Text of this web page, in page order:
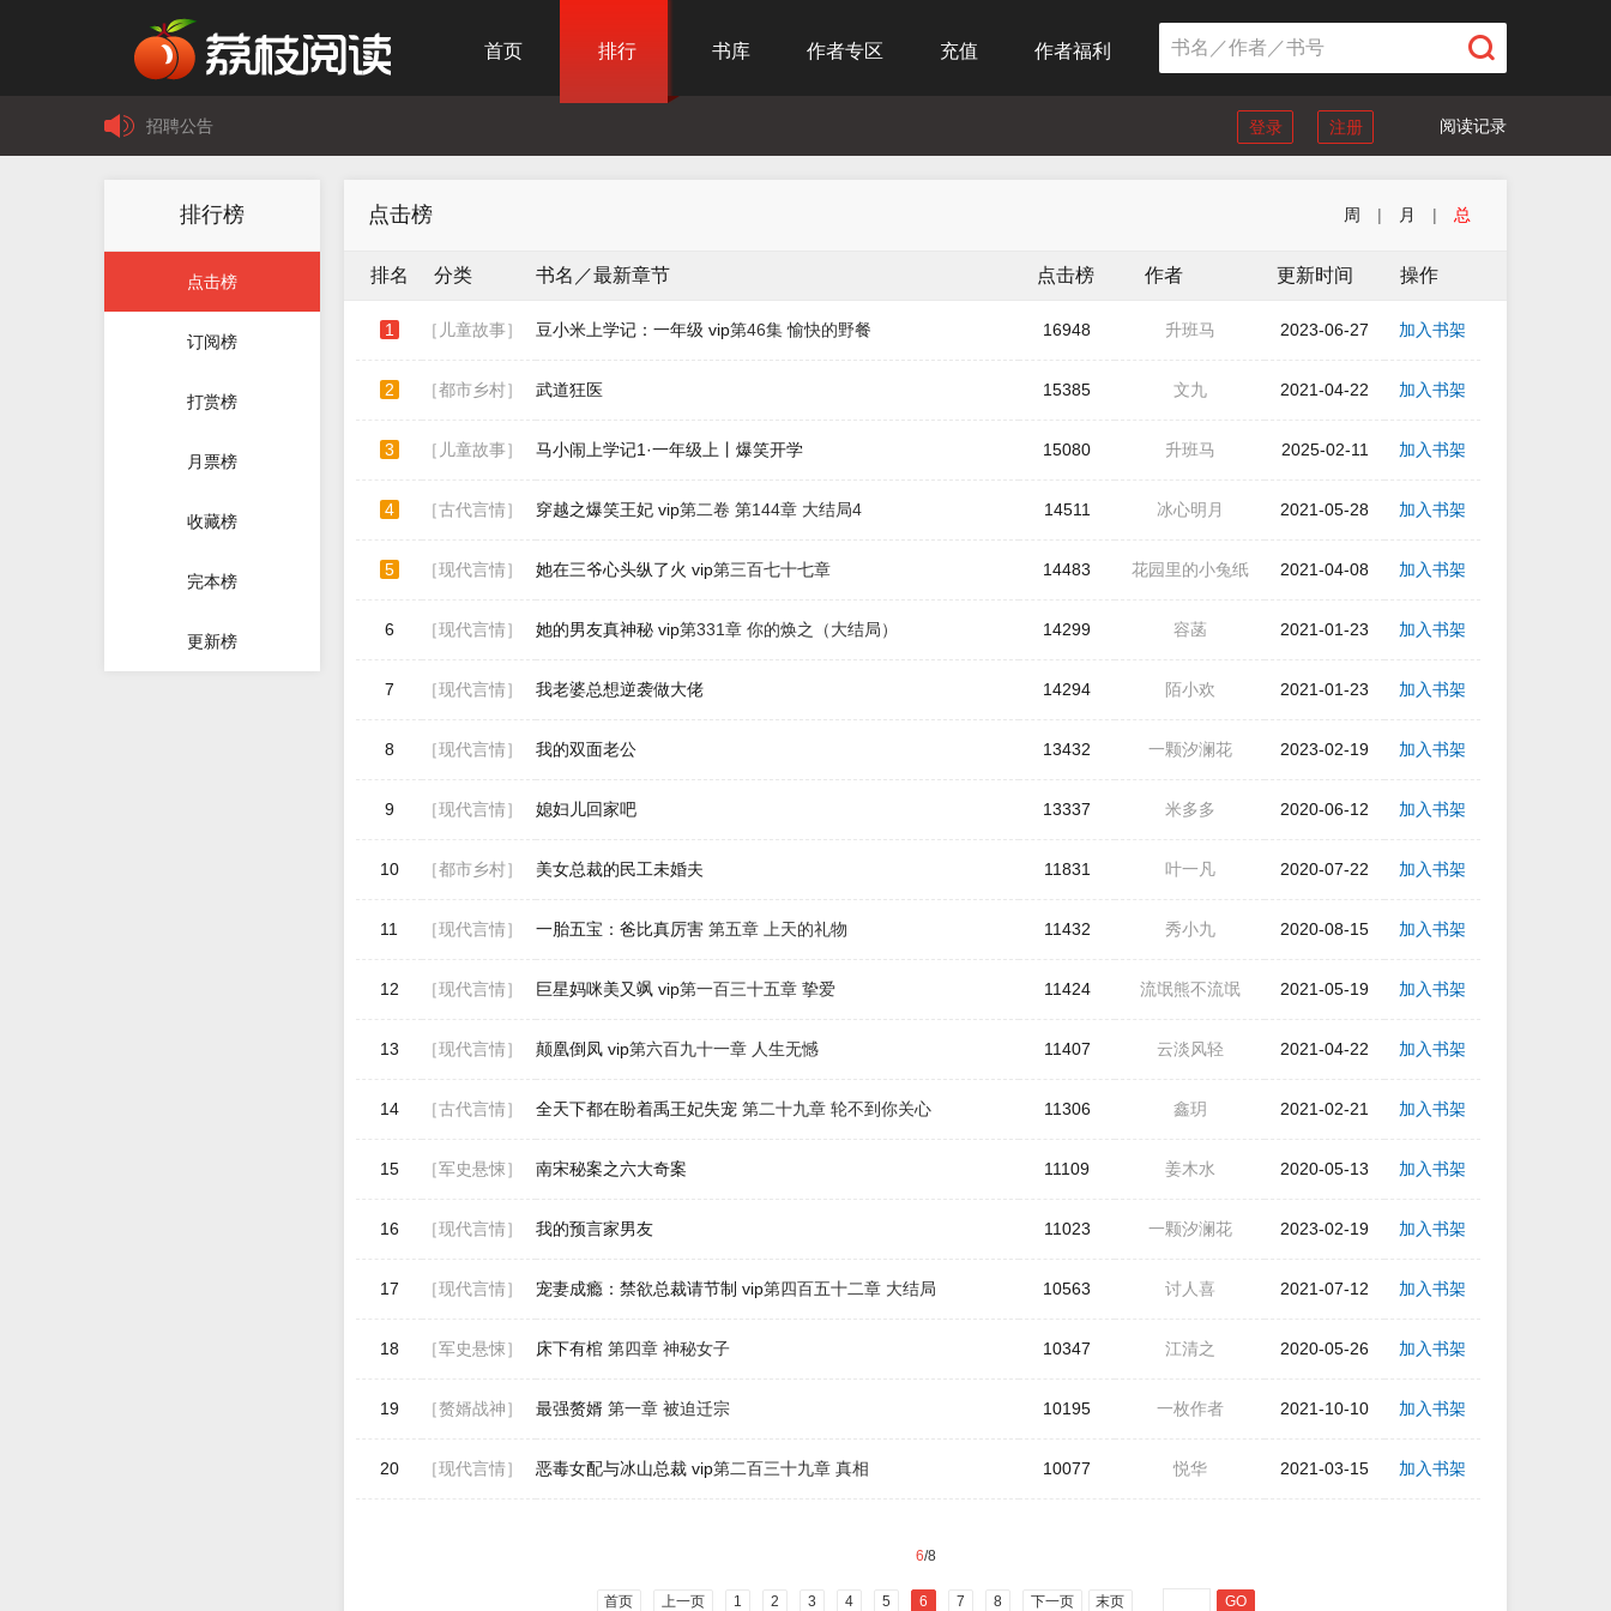
首页 排行 书库 作者专区 充值 作者福利
招聘公告
联系我们
用户注册协议
登录 注册 阅读记录
排行榜
点击榜
订阅榜
打赏榜
月票榜
收藏榜
完本榜
更新榜
点击榜 周 | 月 | 总
排名 分类 书名／最新章节 点击榜 作者 更新时间 操作
1 ［儿童故事］ 豆小米上学记：一年级 第46集 愉快的野餐
vip 16948 升班马 2023-06-27 加入书架
2 ［都市乡村］ 武道狂医 15385 文九 2021-04-22 加入书架
3 ［儿童故事］ 马小闹上学记1·一年级上丨爆笑开学 15080 升班马 2025-02-11 加入书架
4 ［古代言情］ 穿越之爆笑王妃 第二卷 第144章 大结局4
vip 14511 冰心明月 2021-05-28 加入书架
5 ［现代言情］ 她在三爷心头纵了火 第三百七十七章
vip 14483 花园里的小兔纸 2021-04-08 加入书架
6 ［现代言情］ 她的男友真神秘 第331章 你的焕之（大结局）
vip 14299 容菡 2021-01-23 加入书架
7 ［现代言情］ 我老婆总想逆袭做大佬 14294 陌小欢 2021-01-23 加入书架
8 ［现代言情］ 我的双面老公 13432 一颗汐澜花 2023-02-19 加入书架
9 ［现代言情］ 媳妇儿回家吧 13337 米多多 2020-06-12 加入书架
10 ［都市乡村］ 美女总裁的民工未婚夫 11831 叶一凡 2020-07-22 加入书架
11 ［现代言情］ 一胎五宝：爸比真厉害 第五章 上天的礼物 11432 秀小九 2020-08-15 加入书架
12 ［现代言情］ 巨星妈咪美又飒 第一百三十五章 挚爱
vip 11424 流氓熊不流氓 2021-05-19 加入书架
13 ［现代言情］ 颠凰倒凤 第六百九十一章 人生无憾
vip 11407 云淡风轻 2021-04-22 加入书架
14 ［古代言情］ 全天下都在盼着禹王妃失宠 第二十九章 轮不到你关心 11306 鑫玥 2021-02-21 加入书架
15 ［军史悬悚］ 南宋秘案之六大奇案 11109 姜木水 2020-05-13 加入书架
16 ［现代言情］ 我的预言家男友 11023 一颗汐澜花 2023-02-19 加入书架
17 ［现代言情］ 宠妻成瘾：禁欲总裁请节制 第四百五十二章 大结局
vip 10563 讨人喜 2021-07-12 加入书架
18 ［军史悬悚］ 床下有棺 第四章 神秘女子 10347 江清之 2020-05-26 加入书架
19 ［赘婿战神］ 最强赘婿 第一章 被迫迁宗 10195 一枚作者 2021-10-10 加入书架
20 ［现代言情］ 恶毒女配与冰山总裁 第二百三十九章 真相
vip 10077 悦华 2021-03-15 加入书架
6/8
首页 上一页 1 2 3 4 5 6 7 8 下一页 末页 GO